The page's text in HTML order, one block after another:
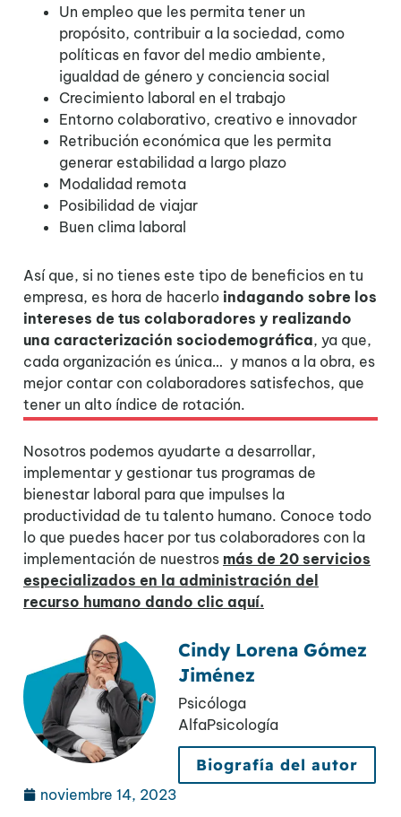
Un empleo que les permita tener un
propósito, contribuir a la sociedad, como
políticas en favor del medio ambiente,
igualdad de género y conciencia social
Crecimiento laboral en el trabajo
Entorno colaborativo, creativo e innovador
Retribución económica que les permita
generar estabilidad a largo plazo
Modalidad remota
Posibilidad de viajar
Buen clima laboral
Así que, si no tienes este tipo de beneficios en tu
empresa, es hora de hacerlo indagando sobre los
intereses de tus colaboradores y realizando
una caracterización sociodemográfica, ya que,
cada organización es única… y manos a la obra, es
mejor contar con colaboradores satisfechos, que
tener un alto índice de rotación.
Nosotros podemos ayudarte a desarrollar,
implementar y gestionar tus programas de
bienestar laboral para que impulses la
productividad de tu talento humano. Conoce todo
lo que puedes hacer por tus colaboradores con la
implementación de nuestros más de 20 servicios
especializados en la administración del
recurso humano dando clic aquí.
Cindy Lorena Gómez
Jiménez
Psicóloga
AlfaPsicología
Biografía del autor
noviembre 14, 2023